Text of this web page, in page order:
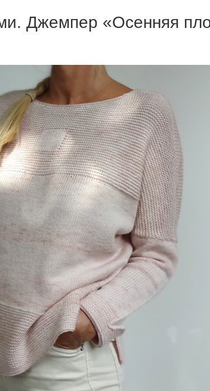
Джемпер «Осенняя